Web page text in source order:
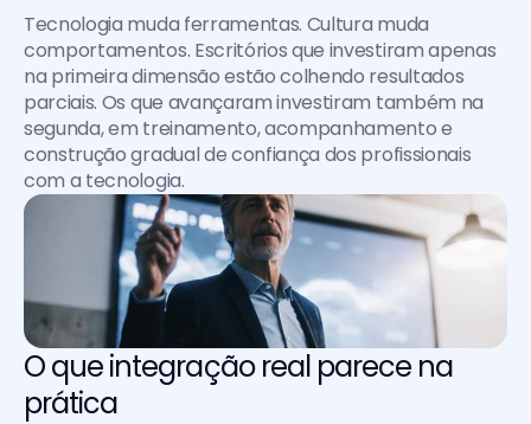
Tecnologia muda ferramentas. Cultura muda
comportamentos. Escritórios que investiram apenas
na primeira dimensão estão colhendo resultados
parciais. Os que avançaram investiram também na
segunda, em treinamento, acompanhamento e
construção gradual de confiança dos profissionais
com a tecnologia.
O que integração real parece na
prática